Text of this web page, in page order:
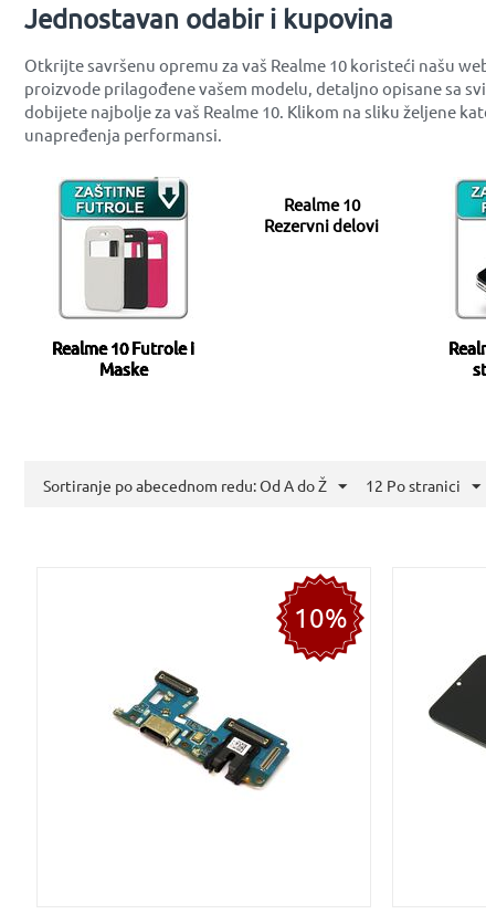
Jednostavan odabir i kupovina
Otkrijte savršenu opremu za vaš Realme 10 koristeći našu
proizvode prilagođene vašem modelu, detaljno opisane sa
dobijete najbolje za vaš Realme 10. Klikom na sliku željene
unapređenja performansi.
Realme 10 Futrole i
Maske
Realme 10
Rezervni delovi
Sortiranje po abecednom redu: Od A do Ž 12 Po stranici
10%